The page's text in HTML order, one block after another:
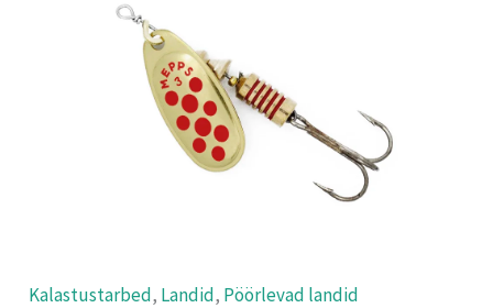
Kalastustarbed, Landid, Pöörlevad landid